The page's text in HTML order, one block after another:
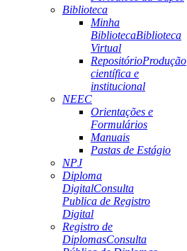
Biblioteca
Minha
BibliotecaBiblioteca
Virtual
RepositórioProdução
científica e
institucional
NEEC
Orientações e
Formulários
Manuais
Pastas de Estágio
NPJ
Diploma
DigitalConsulta
Publica de Registro
Digital
Registro de
DiplomasConsulta